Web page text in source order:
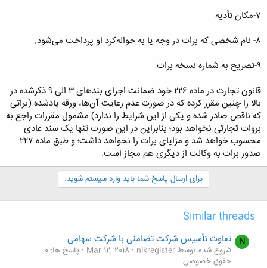
۷-مکان تأدیه
۸- نام شخصی که برات در وجه یا به حواله‌کرد او پرداخت می‌شود.
۹-تصریح به شماره نسخه برات
قانون تجارت در ماده ۲۲۶ خود ضمانت اجرای بندهای ۳ الی ۹ ذکرشده در
بالا را چنین مقرر کرده که در صورت عدم رعایت آن‌ها، ورقه یادشده (براتی
که ناقص صادر شده و یکی از این شرایط را ندارد) مشمول مقررات راجع به
بروات تجارتی نخواهد بود؛ بنابراین در این صورت تنها یک سند عادی
محسوب خواهد شد و مزایای برات را نخواهد داشت؛ و طبق ماده ۲۲۷
صدور برات به وکالت از دیگری هم مجاز است.
برای ارسال پاسخ شما باید وارد سیستم شوید.
Similar threads
N تفاوت تأسیس شرکت تضامنی با شرکت سهامی
شروع شده توسط nikregister Mar 12, 2018
پاسخ ها: 0
حقوق خصوصی